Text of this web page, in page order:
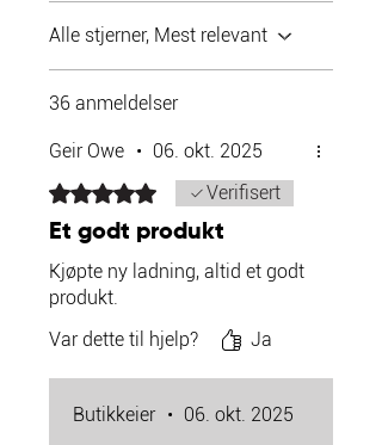
Alle stjerner, Mest relevant
36 anmeldelser
Geir Owe • 06. okt. 2025
Gitt 5 av 5 stjerner.Verifisert
Et godt produkt
Kjøpte ny ladning, altid et godt
produkt.
Var dette til hjelp?
Ja
Butikkeier • 06. okt. 2025